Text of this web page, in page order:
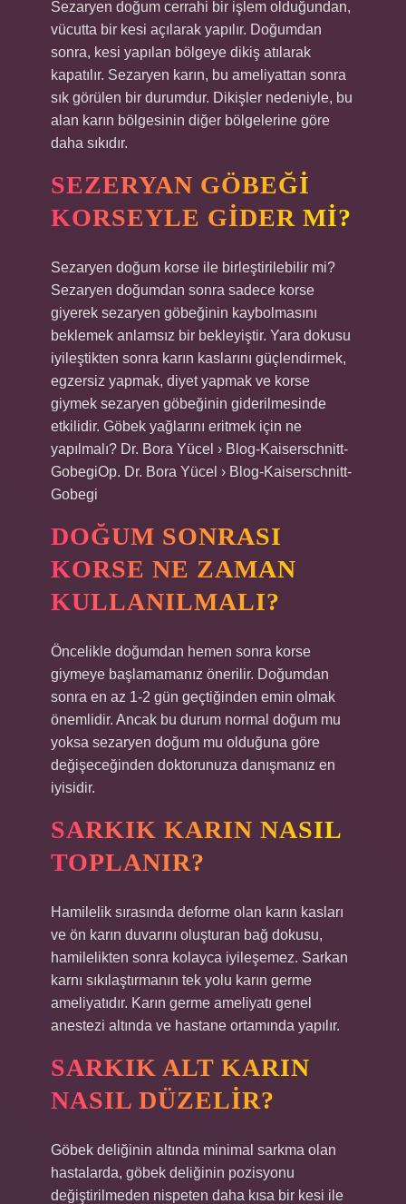
Sezaryen doğum cerrahi bir işlem olduğundan,
vücutta bir kesi açılarak yapılır. Doğumdan
sonra, kesi yapılan bölgeye dikiş atılarak
kapatılır. Sezaryen karın, bu ameliyattan sonra
sık görülen bir durumdur. Dikişler nedeniyle, bu
alan karın bölgesinin diğer bölgelerine göre
daha sıkıdır.
SEZERYAN GÖBEĞI
KORSEYLE GIDER MI?
Sezaryen doğum korse ile birleştirilebilir mi?
Sezaryen doğumdan sonra sadece korse
giyerek sezaryen göbeğinin kaybolmasını
beklemek anlamsız bir bekleyiştir. Yara dokusu
iyileştikten sonra karın kaslarını güçlendirmek,
egzersiz yapmak, diyet yapmak ve korse
giymek sezaryen göbeğinin giderilmesinde
etkilidir. Göbek yağlarını eritmek için ne
yapılmalı? Dr. Bora Yücel › Blog-Kaiserschnitt-
GobegiOp. Dr. Bora Yücel › Blog-Kaiserschnitt-
Gobegi
DOĞUM SONRASI
KORSE NE ZAMAN
KULLANILMALI?
Öncelikle doğumdan hemen sonra korse
giymeye başlamamanız önerilir. Doğumdan
sonra en az 1-2 gün geçtiğinden emin olmak
önemlidir. Ancak bu durum normal doğum mu
yoksa sezaryen doğum mu olduğuna göre
değişeceğinden doktorunuza danışmanız en
iyisidir.
SARKIK KARIN NASIL
TOPLANIR?
Hamilelik sırasında deforme olan karın kasları
ve ön karın duvarını oluşturan bağ dokusu,
hamilelikten sonra kolayca iyileşemez. Sarkan
karnı sıkılaştırmanın tek yolu karın germe
ameliyatıdır. Karın germe ameliyatı genel
anestezi altında ve hastane ortamında yapılır.
SARKIK ALT KARIN
NASIL DÜZELIR?
Göbek deliğinin altında minimal sarkma olan
hastalarda, göbek deliğinin pozisyonu
değiştirilmeden nispeten daha kısa bir kesi ile